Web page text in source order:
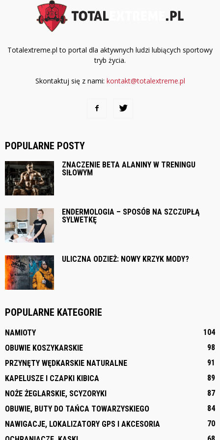
Totalextreme.pl to portal dla aktywnych ludzi lubiących sportowy
tryb życia.
Skontaktuj się z nami: kontakt@totalextreme.pl
POPULARNE POSTY
ZNACZENIE BETA ALANINY W TRENINGU
SIŁOWYM
ENDERMOLOGIA – SPOSÓB NA SZCZUPŁĄ
SYLWETKĘ
ULICZNA ODZIEŻ: NOWY KRZYK MODY?
POPULARNE KATEGORIE
NAMIOTY
104
OBUWIE KOSZYKARSKIE
98
PRZYNĘTY WĘDKARSKIE NATURALNE
91
KAPELUSZE I CZAPKI KIBICA
89
NOŻE ŻEGLARSKIE, SCYZORYKI
87
OBUWIE, BUTY DO TAŃCA TOWARZYSKIEGO
84
NAWIGACJE, LOKALIZATORY GPS I AKCESORIA
70